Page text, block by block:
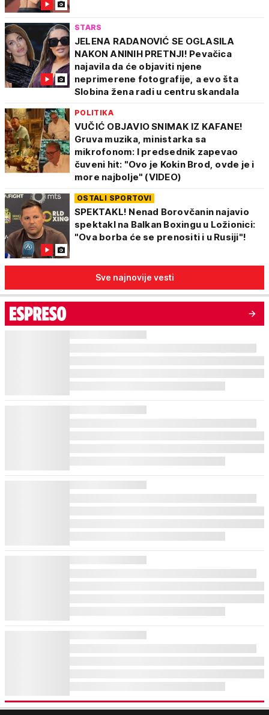
STARS
JELENA RADANOVIĆ SE OGLASILA
NAKON ANINIH PRETNJI! Pevačica
najavila da će objaviti njene
neprimerene fotografije, a evo šta
Slobina žena radi u centru skandala
POLITIKA
VUČIĆ OBJAVIO SNIMAK IZ KAFANE!
Gruva muzika, ministarka sa
mikrofonom: I predsednik zapevao
čuveni hit: "Ovo je Kokin Brod, ovde je i
more najbolje" (VIDEO)
OSTALI SPORTOVI
SPEKTAKL! Nenad Borovčanin najavio
spektakl na Balkan Boxingu u Ložionici:
"Ova borba će se prenositi i u Rusiji"!
Sve najnovije vesti